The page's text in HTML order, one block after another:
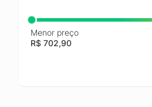
Menor preço
R$ 702,90